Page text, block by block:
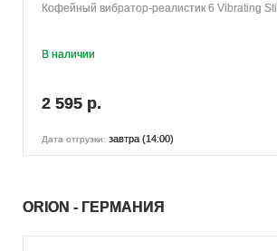
Кофейный вибратор-реалистик 6 Vibrating
В наличии
2 595 р.
Дата отгрузки: завтра (14:00)
ORION - ГЕРМАНИЯ